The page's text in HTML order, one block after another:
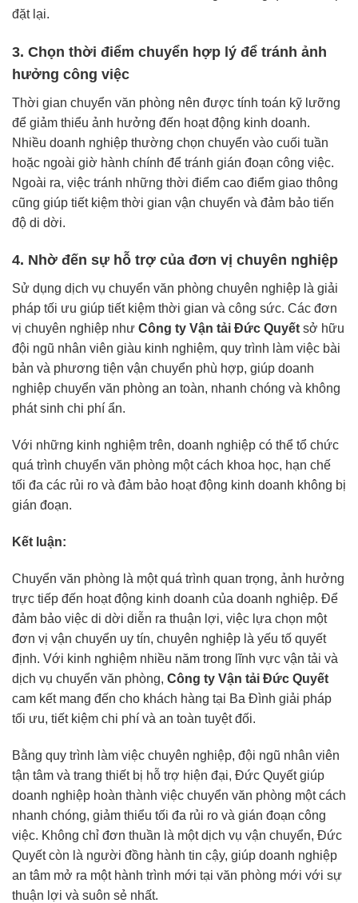
đặt lại.
3. Chọn thời điểm chuyển hợp lý để tránh ảnh
hưởng công việc
Thời gian chuyển văn phòng nên được tính toán kỹ lưỡng
để giảm thiểu ảnh hưởng đến hoạt động kinh doanh.
Nhiều doanh nghiệp thường chọn chuyển vào cuối tuần
hoặc ngoài giờ hành chính để tránh gián đoạn công việc.
Ngoài ra, việc tránh những thời điểm cao điểm giao thông
cũng giúp tiết kiệm thời gian vận chuyển và đảm bảo tiến
độ di dời.
4. Nhờ đến sự hỗ trợ của đơn vị chuyên nghiệp
Sử dụng dịch vụ chuyển văn phòng chuyên nghiệp là giải
pháp tối ưu giúp tiết kiệm thời gian và công sức. Các đơn
vị chuyên nghiệp như Công ty Vận tải Đức Quyết sở hữu
đội ngũ nhân viên giàu kinh nghiệm, quy trình làm việc bài
bản và phương tiện vận chuyển phù hợp, giúp doanh
nghiệp chuyển văn phòng an toàn, nhanh chóng và không
phát sinh chi phí ẩn.
Với những kinh nghiệm trên, doanh nghiệp có thể tổ chức
quá trình chuyển văn phòng một cách khoa học, hạn chế
tối đa các rủi ro và đảm bảo hoạt động kinh doanh không bị
gián đoạn.
Kết luận:
Chuyển văn phòng là một quá trình quan trọng, ảnh hưởng
trực tiếp đến hoạt động kinh doanh của doanh nghiệp. Để
đảm bảo việc di dời diễn ra thuận lợi, việc lựa chọn một
đơn vị vận chuyển uy tín, chuyên nghiệp là yếu tố quyết
định. Với kinh nghiệm nhiều năm trong lĩnh vực vận tải và
dịch vụ chuyển văn phòng, Công ty Vận tải Đức Quyết
cam kết mang đến cho khách hàng tại Ba Đình giải pháp
tối ưu, tiết kiệm chi phí và an toàn tuyệt đối.
Bằng quy trình làm việc chuyên nghiệp, đội ngũ nhân viên
tận tâm và trang thiết bị hỗ trợ hiện đại, Đức Quyết giúp
doanh nghiệp hoàn thành việc chuyển văn phòng một cách
nhanh chóng, giảm thiểu tối đa rủi ro và gián đoạn công
việc. Không chỉ đơn thuần là một dịch vụ vận chuyển, Đức
Quyết còn là người đồng hành tin cậy, giúp doanh nghiệp
an tâm mở ra một hành trình mới tại văn phòng mới với sự
thuận lợi và suôn sẻ nhất.